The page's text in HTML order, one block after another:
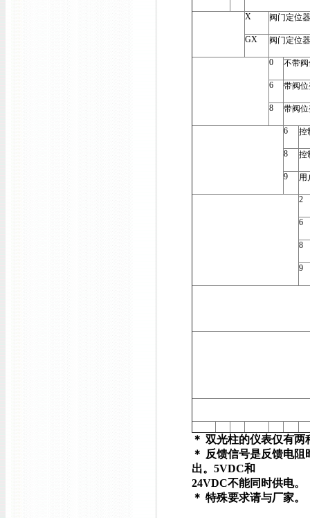
X 阀门定位器
GX 阀门定位器
0 不带
6 带阀
8 带阀
6 控
8 控
9 用
2
6
8
9
＊ 双光柱的仪表仅有两
＊ 反馈信号是反馈电阻
出。 5VDC和
24VDC不能同时供电。
＊ 特殊要求请与厂家。